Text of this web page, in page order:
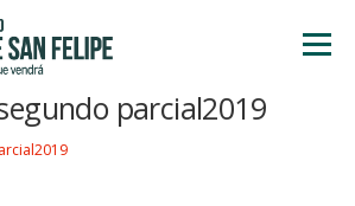
Menú
parcial2019